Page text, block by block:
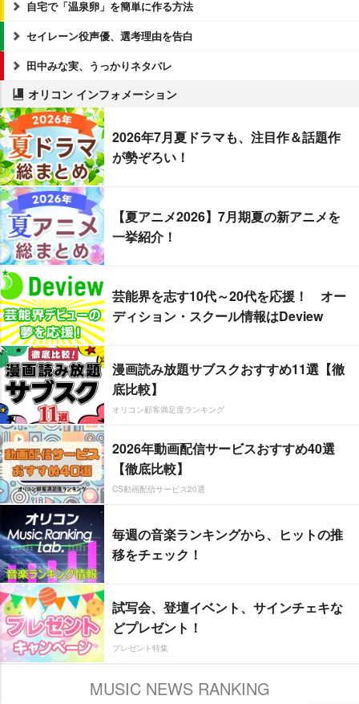
自宅で「温泉卵」を簡単に作る方法
セイレーン役声優、選考理由を告白
田中みな実、うっかりネタバレ
オリコン インフォメーション
2026年7月夏ドラマも、注目作＆話題作
が勢ぞろい！
【夏アニメ2026】7月期夏の新アニメを
一挙紹介！
芸能界を志す10代～20代を応援！ オー
ディション・スクール情報はDeview
漫画読み放題サブスクおすすめ11選【徹
底比較】
オリコン顧客満足度ランキング
2026年動画配信サービスおすすめ40選
【徹底比較】
CS動画配信サービス20選
毎週の音楽ランキングから、ヒットの推
移をチェック！
試写会、登壇イベント、サインチェキな
どプレゼント！
プレゼント特集
MUSIC NEWS RANKING